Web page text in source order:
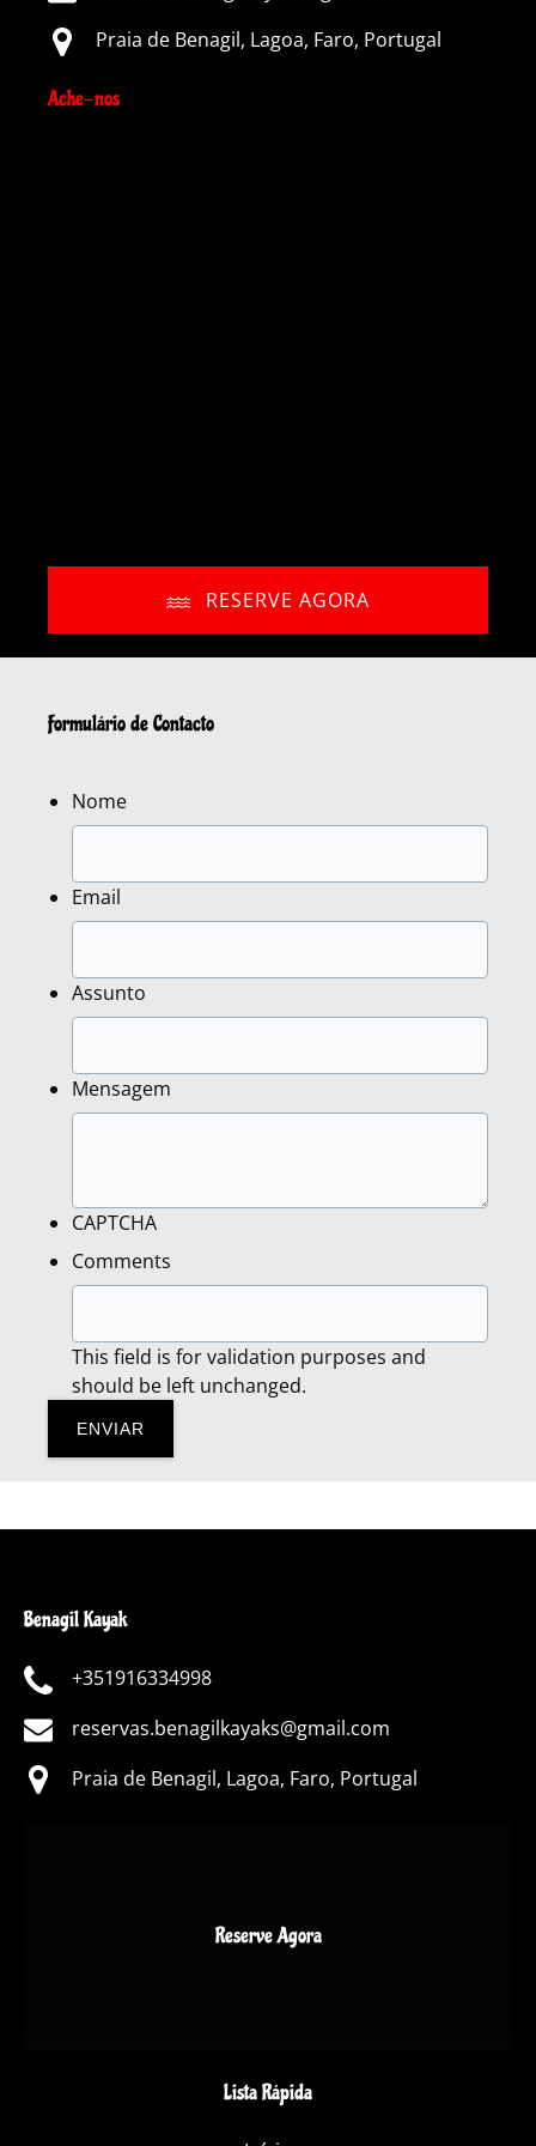
Praia de Benagil, Lagoa, Faro, Portugal
Ache-nos
RESERVE AGORA
Formulário de Contacto
Nome
Email
Assunto
Mensagem
CAPTCHA
Comments
This field is for validation purposes and
should be left unchanged.
Benagil Kayak
+351916334998
reservas.benagilkayaks@gmail.com
Praia de Benagil, Lagoa, Faro, Portugal
Reserve Agora
Lista Rápida